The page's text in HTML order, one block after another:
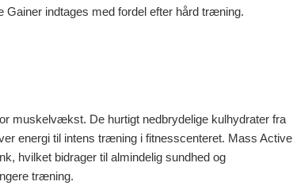
indtages med fordel efter hård træning.
muskelvækst. De hurtigt nedbrydelige kulhydrater fra
energi til intens træning i fitnesscenteret. Mass Active
hvilket bidrager til almindelig sundhed og
træning.